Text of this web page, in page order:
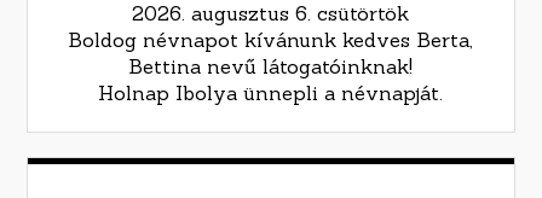
2026. augusztus 6. csütörtök
Boldog névnapot kívánunk kedves Berta,
Bettina nevű látogatóinknak!
Holnap Ibolya ünnepli a névnapját.